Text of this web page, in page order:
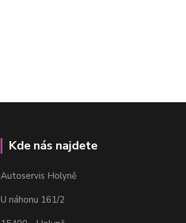
Kde nás najdete
Autoservis Holyně
U náhonu 161/2